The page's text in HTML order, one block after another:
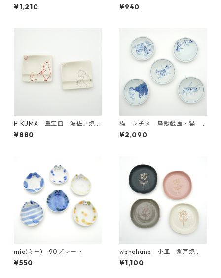
¥1,210 【日本製】
¥940
H KUMA 重宝皿 波佐見焼
【日本製】
¥880
猫 シチタ 鳥獣戯画・猫 5
柄セット 美濃焼【日本製】
¥2,090
mie(ミー) 90プレート
¥550
wanohana 小皿 瀬戸焼
【日本製】
¥1,100